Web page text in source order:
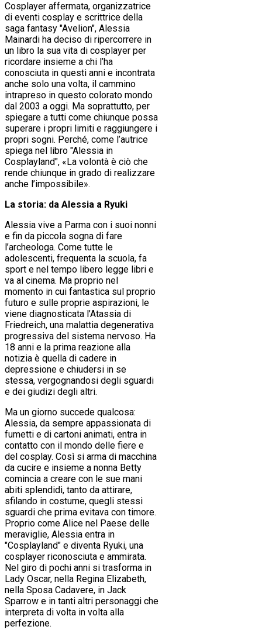
Cosplayer affermata, organizzatrice
di eventi cosplay e scrittrice della
saga fantasy "Avelion", Alessia
Mainardi ha deciso di ripercorrere in
un libro la sua vita di cosplayer per
ricordare insieme a chi l’ha
conosciuta in questi anni e incontrata
anche solo una volta, il cammino
intrapreso in questo colorato mondo
dal 2003 a oggi. Ma soprattutto, per
spiegare a tutti come chiunque possa
superare i propri limiti e raggiungere i
propri sogni. Perché, come l’autrice
spiega nel libro "Alessia in
Cosplayland", «La volontà è ciò che
rende chiunque in grado di realizzare
anche l’impossibile».
La storia: da Alessia a Ryuki
Alessia vive a Parma con i suoi nonni
e fin da piccola sogna di fare
l’archeologa. Come tutte le
adolescenti, frequenta la scuola, fa
sport e nel tempo libero legge libri e
va al cinema. Ma proprio nel
momento in cui fantastica sul proprio
futuro e sulle proprie aspirazioni, le
viene diagnosticata l’Atassia di
Friedreich, una malattia degenerativa
progressiva del sistema nervoso. Ha
18 anni e la prima reazione alla
notizia è quella di cadere in
depressione e chiudersi in se
stessa, vergognandosi degli sguardi
e dei giudizi degli altri.
Ma un giorno succede qualcosa:
Alessia, da sempre appassionata di
fumetti e di cartoni animati, entra in
contatto con il mondo delle fiere e
del cosplay. Così si arma di macchina
da cucire e insieme a nonna Betty
comincia a creare con le sue mani
abiti splendidi, tanto da attirare,
sfilando in costume, quegli stessi
sguardi che prima evitava con timore.
Proprio come Alice nel Paese delle
meraviglie, Alessia entra in
"Cosplayland" e diventa Ryuki, una
cosplayer riconosciuta e ammirata.
Nel giro di pochi anni si trasforma in
Lady Oscar, nella Regina Elizabeth,
nella Sposa Cadavere, in Jack
Sparrow e in tanti altri personaggi che
interpreta di volta in volta alla
perfezione.